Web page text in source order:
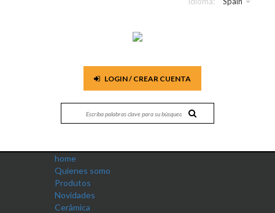
LOGIN / CREAR CUENTA
home
Quienes somo
Produtos
Novidades
Cerâmica